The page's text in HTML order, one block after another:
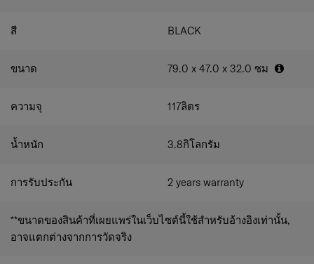
สี BLACK
ขนาด 79.0 x 47.0 x 32.0 ซม
ความจุ 117ลิตร
น้ำหนัก 3.8กิโลกรัม
การรับประกัน 2 years warranty
**ขนาดของสินค้าที่เผยแพร่ในเว็บไซต์นี้ใช้สำหรับอ้างอิงเท่านั้น,
อาจแตกต่างจากการวัดจริง